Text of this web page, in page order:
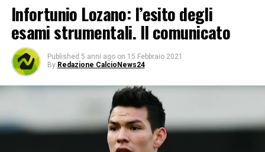
Infortunio Lozano: l’esito degli
esami strumentali. Il comunicato
Published 5 anni ago on 15 Febbraio 2021
By Redazione CalcioNews24